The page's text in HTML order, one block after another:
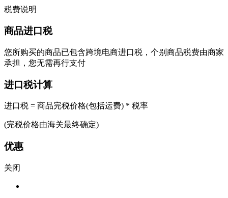
税费说明
商品进口税
您所购买的商品已包含跨境电商进口税，个别商品税费由商家
承担，您无需再行支付
进口税计算
进口税 = 商品完税价格(包括运费) * 税率
(完税价格由海关最终确定)
优惠
关闭